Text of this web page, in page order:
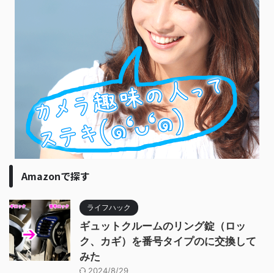
Amazonで探す
ライフハック
ギュットクルームのリング錠（ロッ
ク、カギ）を番号タイプのに交換して
みた
2024/8/29